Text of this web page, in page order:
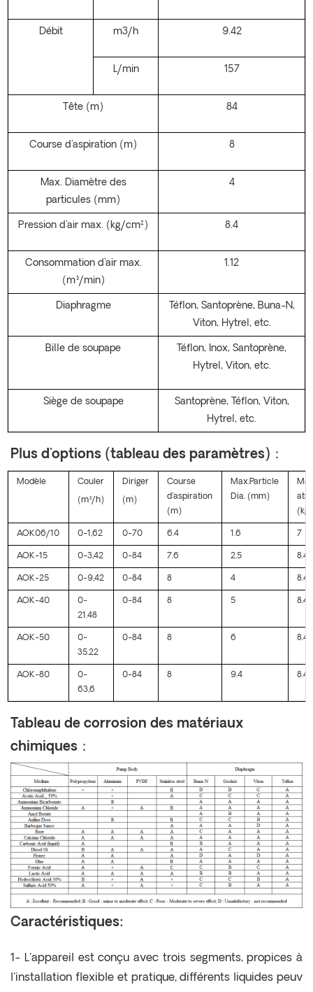
Débit m3/h 9.42
L/min 157
Tête (m) 84
Course d'aspiration (m) 8
Max. Diamètre des
particules (mm)
4
Pression d'air max. (kg/cm²) 8.4
Consommation d'air max.
(m³/min)
1.12
Diaphragme
Téflon, Santoprène, Buna-N,
Viton, Hytrel, etc.
Bille de soupape
Téflon, Inox, Santoprène,
Hytrel, Viton, etc.
Siège de soupape
Santoprène, Téflon, Viton,
Hytrel, etc.
Plus d'options (tableau des paramètres)：
Modèle Couler
(m³/h)
Diriger
(m)
Course
d'aspiration
(m)
Max.Particle
Dia. (mm)
AOK06/10 0-1,62 0-70 6.4 1.6 7
AOK-15 0-3,42 0-84 7.6 2.5 8.4
AOK-25 0-9,42 0-84 8 4 8.4
AOK-40
0-
21.48
0-84 8 5 8.4
AOK-50
0-
35.22
0-84 8 6 8.4
AOK-80
0-
63,6
0-84 8 9.4 8.4
Tableau de corrosion des matériaux
chimiques：
Caractéristiques:
1- L'appareil est conçu avec trois segments, propices à
l'installation flexible et pratique, différents liquides peuv